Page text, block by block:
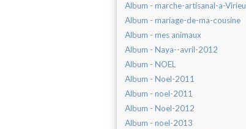
Album - marche-artisanal-a-Virieu
Album - mariage-de-ma-cousine
Album - mes animaux
Album - Naya--avril-2012
Album - NOEL
Album - Noel-2011
Album - noel-2011
Album - Noel-2012
Album - noel-2013